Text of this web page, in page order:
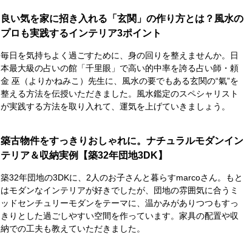
良い気を家に招き入れる「玄関」の作り方とは？風水の
プロも実践するインテリア3ポイント
毎日を気持ちよく過ごすために、身の回りを整えませんか。日
本最大級の占いの館「千里眼」で高い的中率を誇る占い師・頼
金 巫（よりかねみこ）先生に、風水の要でもある玄関の“氣”を
整える方法を伝授いただきました。風水鑑定のスペシャリスト
が実践する方法を取り入れて、運気を上げていきましょう。
築古物件をすっきりおしゃれに。ナチュラルモダンイン
テリア＆収納実例【築32年団地3DK】
築32年団地の3DKに、2人のお子さんと暮らすmarcoさん。もと
はモダンなインテリアが好きでしたが、団地の雰囲気に合うミ
ッドセンチュリーモダンをテーマに、温かみがありつつもすっ
きりとした過ごしやすい空間を作っています。家具の配置や収
納での工夫も教えていただきました。